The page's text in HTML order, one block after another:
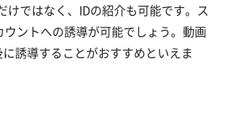
けではなく、IDの紹介も可能です。ス
ントへの誘導が可能でしょう。動画
誘導することがおすすめといえま